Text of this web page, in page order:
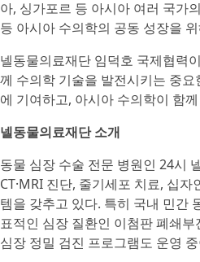
아, 싱가포르 등 아시아 여러 국가
등 아시아 수의학의 공동 성장을
넬동물의료재단 임덕호 국제협력
께 수의학 기술을 발전시키는 중
에 기여하고, 아시아 수의학이 함
넬동물의료재단 소개
동물 심장 수술 전문 병원인 24시
CT·MRI 진단, 줄기세포 치료, 십
템을 갖추고 있다. 특히 국내 민간
표적인 심장 질환인 이첨판 폐쇄
심장 정밀 검진 프로그램도 운영